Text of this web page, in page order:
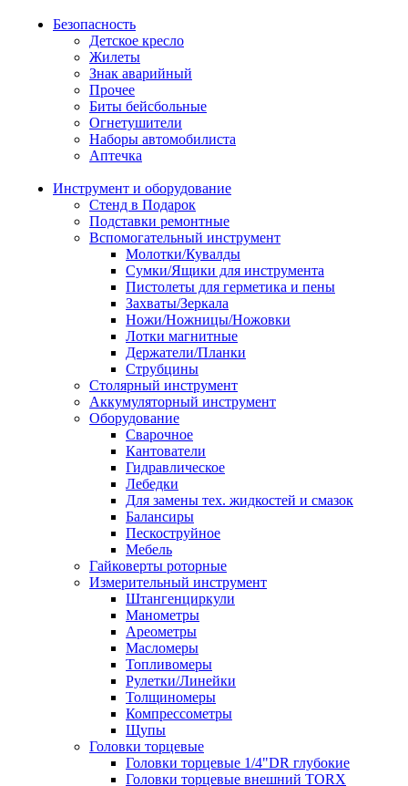
Безопасность
Детское кресло
Жилеты
Знак аварийный
Прочее
Биты бейсбольные
Огнетушители
Наборы автомобилиста
Аптечка
Инструмент и оборудование
Стенд в Подарок
Подставки ремонтные
Вспомогательный инструмент
Молотки/Кувалды
Сумки/Ящики для инструмента
Пистолеты для герметика и пены
Захваты/Зеркала
Ножи/Ножницы/Ножовки
Лотки магнитные
Держатели/Планки
Струбцины
Столярный инструмент
Аккумуляторный инструмент
Оборудование
Сварочное
Кантователи
Гидравлическое
Лебедки
Для замены тех. жидкостей и смазок
Балансиры
Пескоструйное
Мебель
Гайковерты роторные
Измерительный инструмент
Штангенциркули
Манометры
Ареометры
Масломеры
Топливомеры
Рулетки/Линейки
Толщиномеры
Компрессометры
Щупы
Головки торцевые
Головки торцевые 1/4"DR глубокие
Головки торцевые внешний TORX